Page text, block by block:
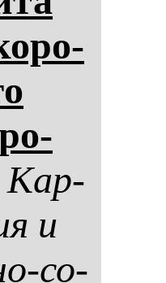
Кар­
и
со­